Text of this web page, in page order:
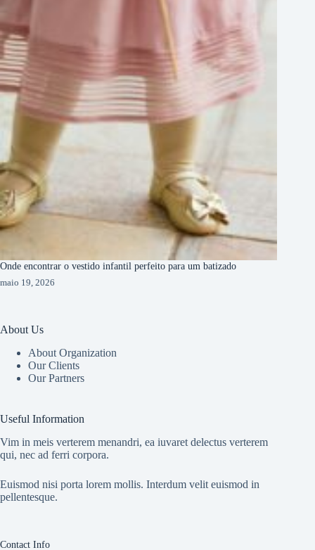
Onde encontrar o vestido infantil perfeito para um batizado
maio 19, 2026
About Us
About Organization
Our Clients
Our Partners
Useful Information
Vim in meis verterem menandri, ea iuvaret delectus verterem
qui, nec ad ferri corpora.
Euismod nisi porta lorem mollis. Interdum velit euismod in
pellentesque.
Contact Info